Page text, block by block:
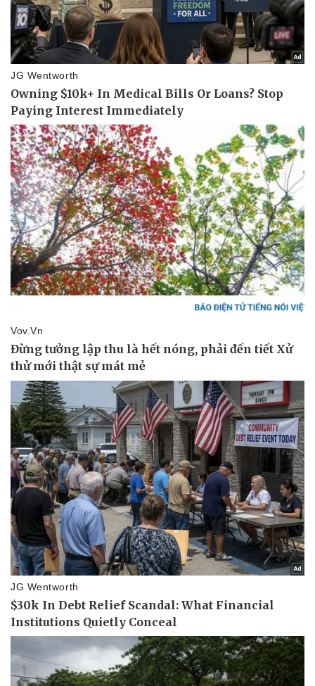
Vụ án
Tin nóng
Tư vấn luật
Quân sự - Quốc phòng
Việt Nam